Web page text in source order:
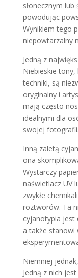
słonecznym
powodując
Wynikiem tego
niepowtarzalny
Jedną z
Niebieskie
techniki, są
oryginalny i
mają często
idealnymi dla
swojej fotografii.
Inną zaletą
ona
Wystarczy
naświetlacz UV
zwykłe
roztworów. Ta
cyjanotypia jest
a także stanowi
Niemniej
Jedną z nich